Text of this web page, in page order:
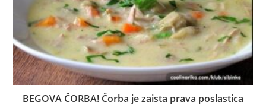
BEGOVA ČORBA! Čorba je zaista prava poslastica